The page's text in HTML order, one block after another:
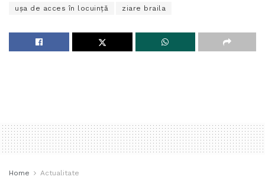
uşa de acces în locuinţă ziare braila
Home Actualitate